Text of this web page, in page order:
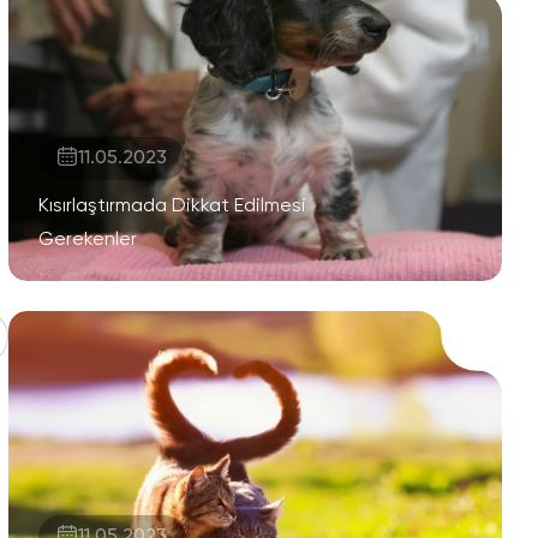
11.05.2023
Kısırlaştırmada Dikkat Edilmesi
Gerekenler